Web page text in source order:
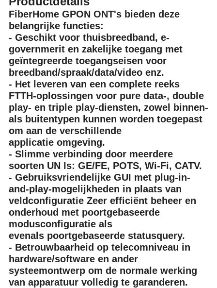
FiberHome GPON ONT's bieden deze
belangrijke functies:
- Geschikt voor thuisbreedband, e-
governmerit en zakelijke toegang met
geïntegreerde toegangseisen voor
breedband/spraak/data/video enz.
- Het leveren van een complete reeks
FTTH-oplossingen voor pure data-, double
play- en triple play-diensten, zowel binnen-
als buitentypen kunnen worden toegepast
om aan de verschillende
applicatie omgeving.
- Slimme verbinding door meerdere
soorten UN Is: GE/FE, POTS, Wi-Fi, CATV.
- Gebruiksvriendelijke GUI met plug-in-
and-play-mogelijkheden in plaats van
veldconfiguratie Zeer efficiënt beheer en
onderhoud met poortgebaseerde
modusconfiguratie als
evenals poortgebaseerde statusquery.
- Betrouwbaarheid op telecomniveau in
hardware/software en ander
systeemontwerp om de normale werking
van apparatuur volledig te garanderen.